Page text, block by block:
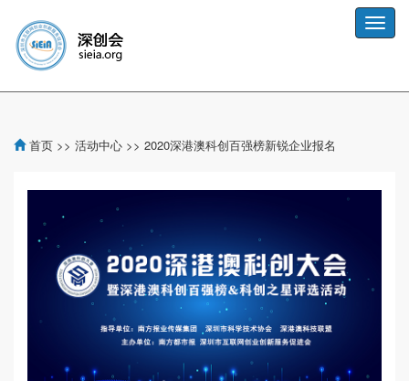
Toggle
首页 >> 活动中心 >> 2020深港澳科创百强榜新锐企业报名